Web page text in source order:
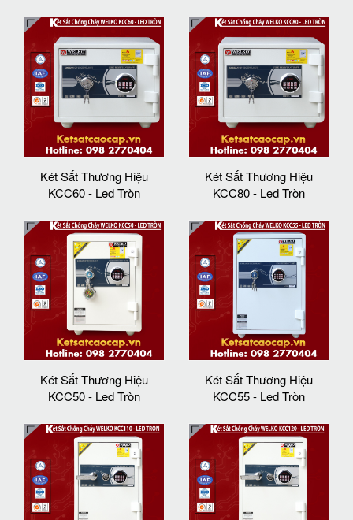
Két Sắt Thương Hiệu
KCC60 - Led Tròn
Két Sắt Thương Hiệu
KCC80 - Led Tròn
Két Sắt Thương Hiệu
KCC50 - Led Tròn
Két Sắt Thương Hiệu
KCC55 - Led Tròn